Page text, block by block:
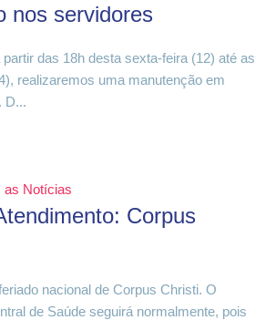
nos servidores
das 18h desta sexta-feira (12) até as
realizaremos uma manutenção em
D...
as Notícias
Corpus
nacional de Corpus Christi. O
de Saúde seguirá normalmente, pois